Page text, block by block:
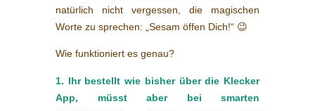
natürlich nicht vergessen, die magischen
Worte zu sprechen: „Sesam öffen Dich!“ 😉
Wie funktioniert es genau?
1. Ihr bestellt wie bisher über die Klecker
App, müsst aber bei smarten